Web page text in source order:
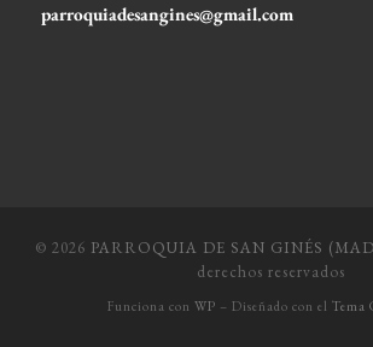
parroquiadesangines@gmail.com
© 2026 PARROQUIA DE SAN GINÉS
derechos reservados
Funciona con WP – Diseñado con el Tema